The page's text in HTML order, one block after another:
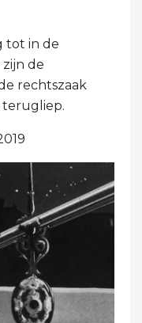
tot in de
zijn de
rechtszaak
terugliep.